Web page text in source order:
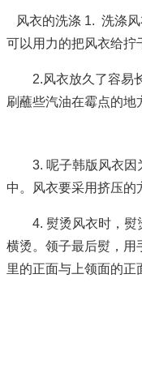
风衣的洗涤 1. 洗涤
可以用力的把风衣给拧
2.风衣放久了容易
刷蘸些汽油在霉点的
3. 呢子韩版风衣
中。风衣要采用挤压的
4. 熨烫风衣时，
横烫。领子最后熨，用
里的正面与上领面的正